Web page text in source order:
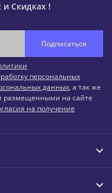
Скидках !
Подписаться
персональных
данных, а так же
размещенными на сайте
на получение